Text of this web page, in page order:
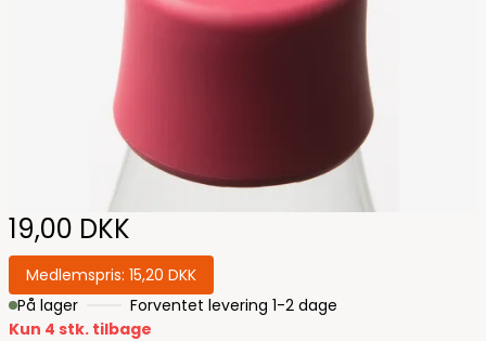
19,00 DKK
Medlemspris: 15,20 DKK
På lager
Forventet levering 1-2 dage
Kun 4 stk. tilbage